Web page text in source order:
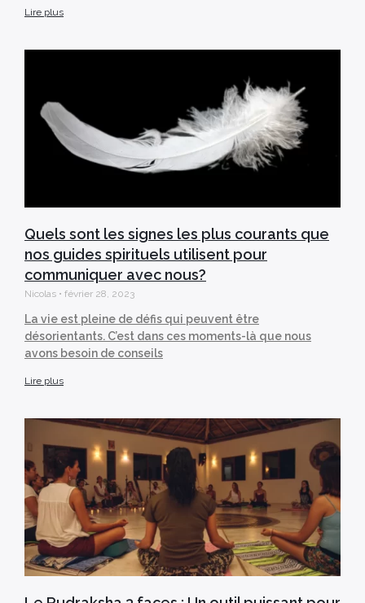
Lire plus
Quels sont les signes les plus courants que
nos guides spirituels utilisent pour
communiquer avec nous?
Nicolas février 28, 2023
La vie est pleine de défis qui peuvent être
désorientants. C’est dans ces moments-là que nous
avons besoin de conseils
Lire plus